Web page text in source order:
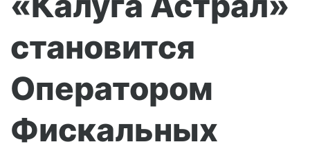
становится
Оператором
Фискальных